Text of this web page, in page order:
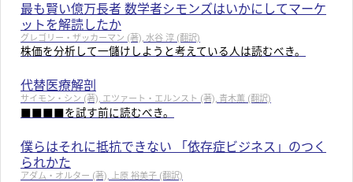
最も賢い億万長者 数学者シモンズはいかにしてマーケ
ットを解読したか
グレゴリー・ザッカーマン (著), 水谷 淳 (翻訳)
株価を分析して一儲けしようと考えている人は読むべき。
代替医療解剖
サイモン・シン (著), エツァート・エルンスト (著), 青木薫 (翻訳)
■■■■を試す前に読むべき。
僕らはそれに抵抗できない 「依存症ビジネス」のつく
られかた
アダム・オルター (著), 上原 裕美子 (翻訳)